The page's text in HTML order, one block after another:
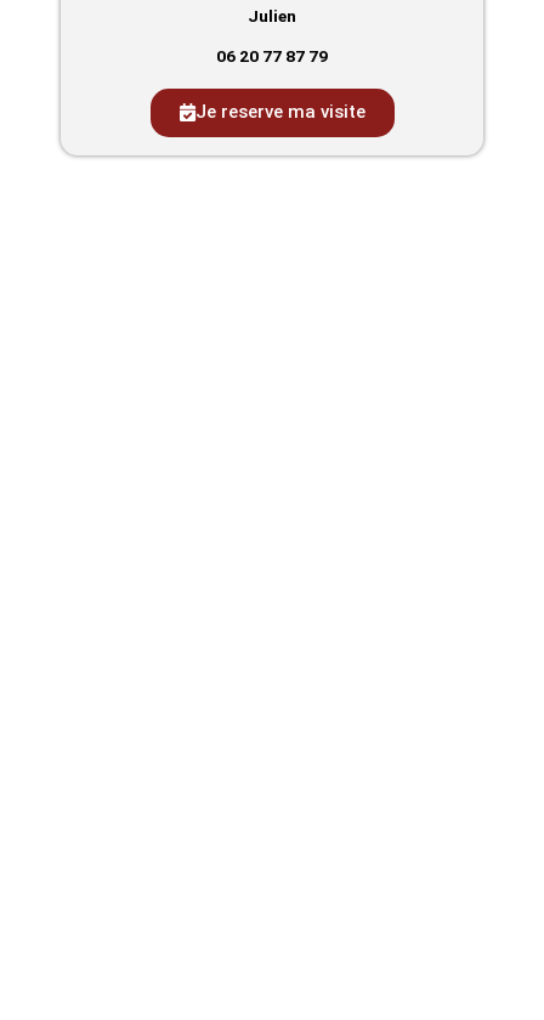
Julien
06 20 77 87 79
Je reserve ma visite